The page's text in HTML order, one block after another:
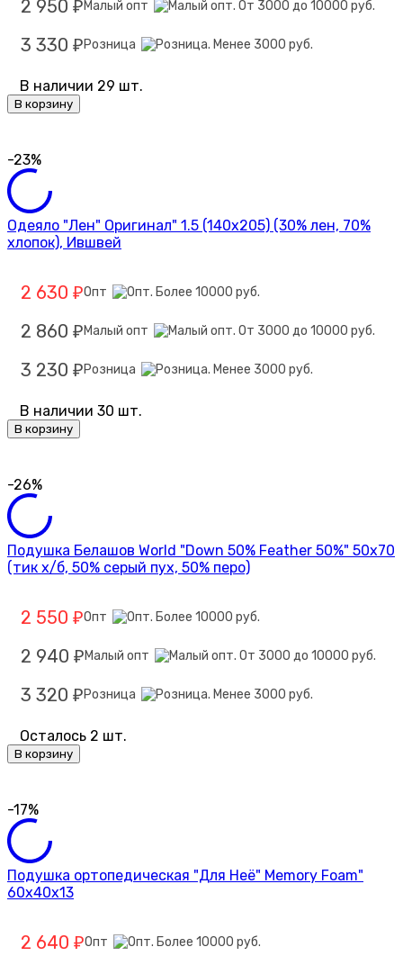
2 950 ₽ Малый опт
3 330 ₽ Розница
В наличии 29 шт.
В корзину
-23%
Одеяло "Лен" Оригинал" 1.5 (140х205) (30% лен, 70%
хлопок), Ившвей
2 630 ₽Опт
2 860 ₽ Малый опт
3 230 ₽ Розница
В наличии 30 шт.
В корзину
-26%
Подушка Белашов World "Down 50% Feather 50%" 50х70
(тик х/б, 50% серый пух, 50% перо)
2 550 ₽Опт
2 940 ₽ Малый опт
3 320 ₽ Розница
Осталось 2 шт.
В корзину
-17%
Подушка ортопедическая "Для Неё" Memory Foam"
60х40х13
2 640 ₽Опт